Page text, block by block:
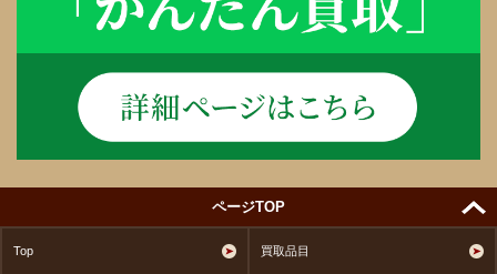
ページTOP
Top 買取品目